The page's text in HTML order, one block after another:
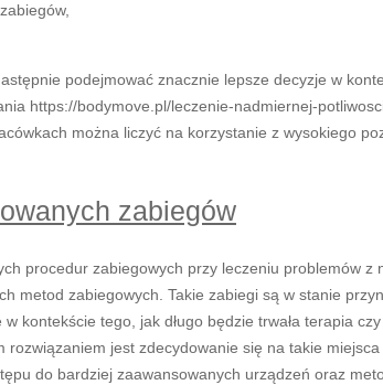
podejmować znacznie lepsze decyzje w
https://bodymove.pl/leczenie-nadmiernej-
można liczyć na korzystanie z wysokiego
zabiegów
procedur zabiegowych przy leczeniu problemów z
metod zabiegowych. Takie zabiegi są w stanie
kontekście tego, jak długo będzie trwała terapia
jest zdecydowanie się na takie miejsca
do bardziej zaawansowanych urządzeń oraz